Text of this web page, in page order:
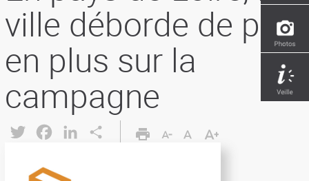
ville déborde de plus
en plus sur la
campagne
Twitter FacebookLinkedIn